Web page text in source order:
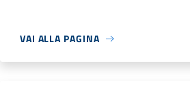
VAI ALLA PAGINA